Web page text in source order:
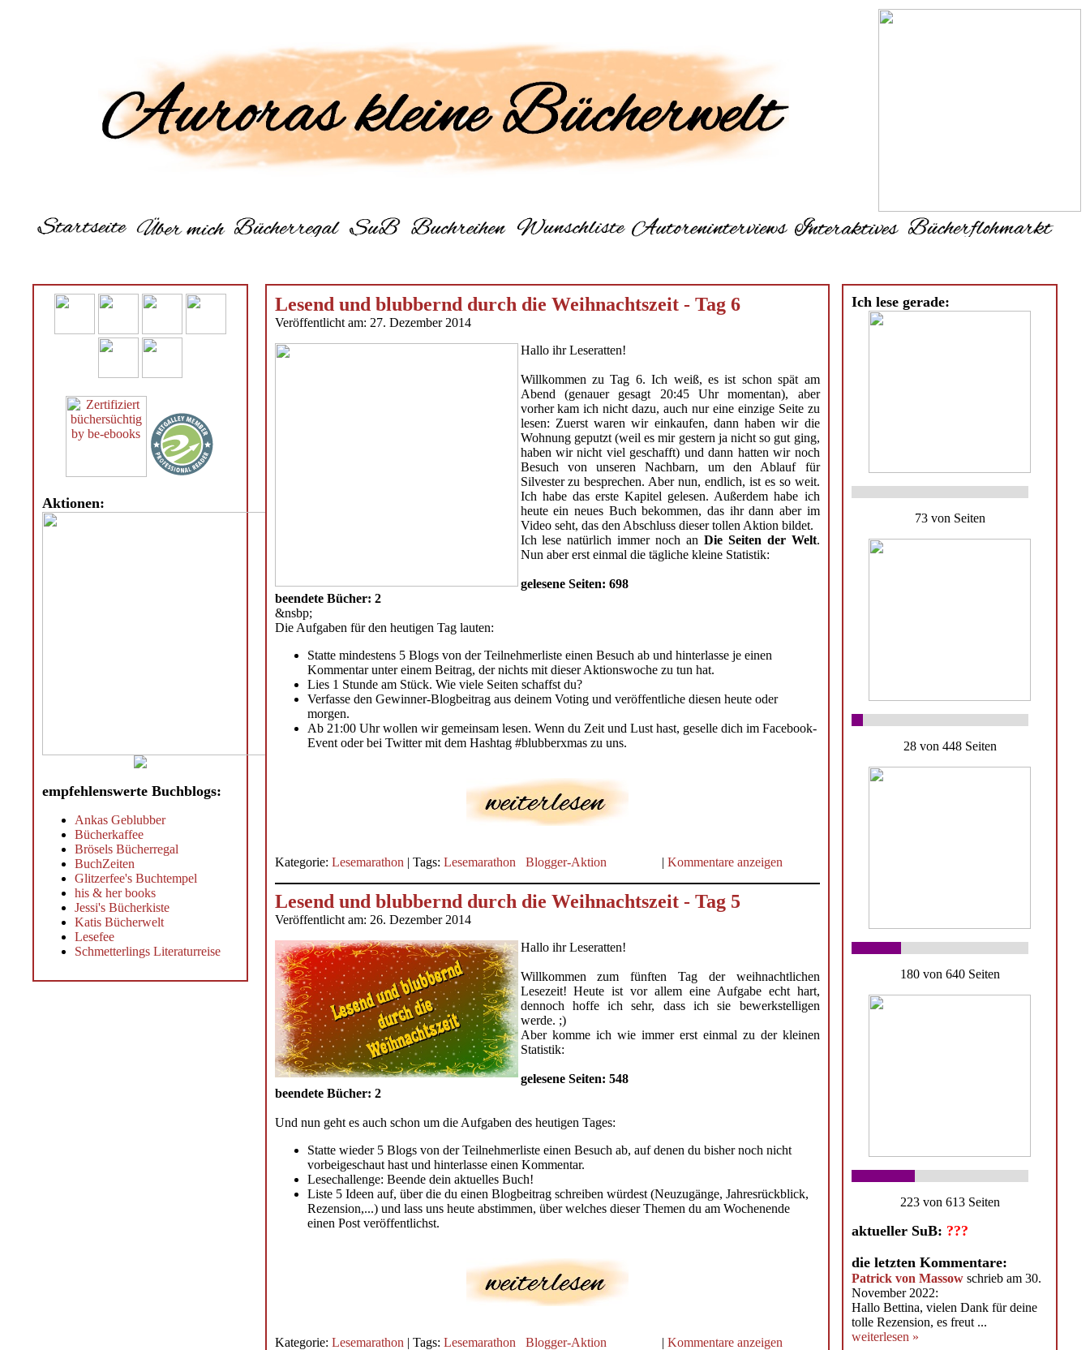
Aktionen:
empfehlenswerte Buchblogs:
Ankas Geblubber
Bücherkaffee
Brösels Bücherregal
BuchZeiten
Glitzerfee's Buchtempel
his & her books
Jessi's Bücherkiste
Katis Bücherwelt
Lesefee
Schmetterlings Literaturreise
Lesend und blubbernd durch die Weihnachtszeit - Tag 6
Veröffentlicht am: 27. Dezember 2014
Hallo ihr Leseratten!
Willkommen zu Tag 6. Ich weiß, es ist schon spät am
Abend (genauer gesagt 20:45 Uhr momentan), aber
vorher kam ich nicht dazu, auch nur eine einzige Seite zu
lesen: Zuerst waren wir einkaufen, dann haben wir die
Wohnung geputzt (weil es mir gestern ja nicht so gut ging,
haben wir nicht viel geschafft) und dann hatten wir noch
Besuch von unseren Nachbarn, um den Ablauf für
Silvester zu besprechen. Aber nun, endlich, ist es so weit.
Ich habe das erste Kapitel gelesen. Außerdem habe ich
heute ein neues Buch bekommen, das ihr dann aber im
Video seht, das den Abschluss dieser tollen Aktion bildet.
Ich lese natürlich immer noch an Die Seiten der Welt.
Nun aber erst einmal die tägliche kleine Statistik:
gelesene Seiten: 698
beendete Bücher: 2
&nsbp;
Die Aufgaben für den heutigen Tag lauten:
Statte mindestens 5 Blogs von der Teilnehmerliste einen Besuch ab und hinterlasse je einen
Kommentar unter einem Beitrag, der nichts mit dieser Aktionswoche zu tun hat.
Lies 1 Stunde am Stück. Wie viele Seiten schaffst du?
Verfasse den Gewinner-Blogbeitrag aus deinem Voting und veröffentliche diesen heute oder
morgen.
Ab 21:00 Uhr wollen wir gemeinsam lesen. Wenn du Zeit und Lust hast, geselle dich im Facebook-
Event oder bei Twitter mit dem Hashtag #blubberxmas zu uns.
Kategorie: Lesemarathon | Tags: Lesemarathon Blogger-Aktion | Kommentare anzeigen
Lesend und blubbernd durch die Weihnachtszeit - Tag 5
Veröffentlicht am: 26. Dezember 2014
Hallo ihr Leseratten!
Willkommen zum fünften Tag der weihnachtlichen
Lesezeit! Heute ist vor allem eine Aufgabe echt hart,
dennoch hoffe ich sehr, dass ich sie bewerkstelligen
werde. ;)
Aber komme ich wie immer erst einmal zu der kleinen
Statistik:
gelesene Seiten: 548
beendete Bücher: 2
Und nun geht es auch schon um die Aufgaben des heutigen Tages:
Statte wieder 5 Blogs von der Teilnehmerliste einen Besuch ab, auf denen du bisher noch nicht
vorbeigeschaut hast und hinterlasse einen Kommentar.
Lesechallenge: Beende dein aktuelles Buch!
Liste 5 Ideen auf, über die du einen Blogbeitrag schreiben würdest (Neuzugänge, Jahresrückblick,
Rezension,...) und lass uns heute abstimmen, über welches dieser Themen du am Wochenende
einen Post veröffentlichst.
Kategorie: Lesemarathon | Tags: Lesemarathon Blogger-Aktion | Kommentare anzeigen
Ich lese gerade:
73 von Seiten
28 von 448 Seiten
180 von 640 Seiten
223 von 613 Seiten
aktueller SuB: ???
die letzten Kommentare:
Patrick von Massow schrieb am 30.
November 2022:
Hallo Bettina, vielen Dank für deine
tolle Rezension, es freut ...
weiterlesen »